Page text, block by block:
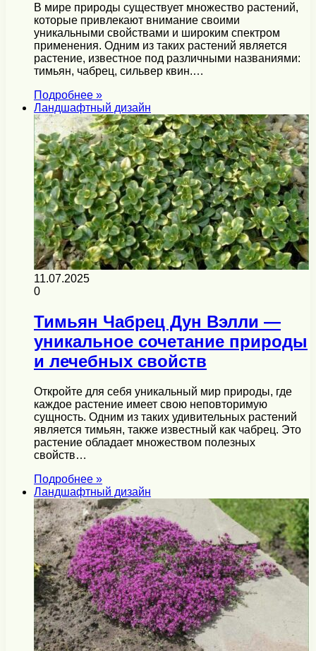
В мире природы существует множество растений,
которые привлекают внимание своими
уникальными свойствами и широким спектром
применения. Одним из таких растений является
растение, известное под различными названиями:
тимьян, чабрец, сильвер квин.…
Подробнее »
Ландшафтный дизайн
11.07.2025
0
Тимьян Чабрец Дун Вэлли —
уникальное сочетание природы
и лечебных свойств
Откройте для себя уникальный мир природы, где
каждое растение имеет свою неповторимую
сущность. Одним из таких удивительных растений
является тимьян, также известный как чабрец. Это
растение обладает множеством полезных
свойств…
Подробнее »
Ландшафтный дизайн